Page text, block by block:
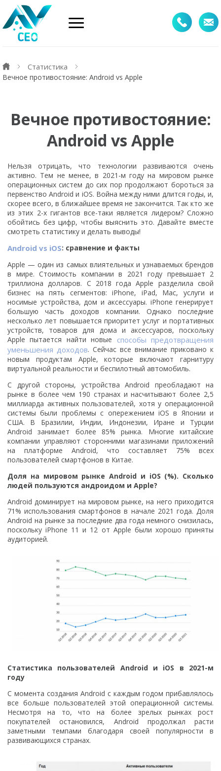
Статистика
Вечное противостояние: Android vs Apple
Вечное противостояние:
Android vs Apple
Нельзя отрицать, что технологии развиваются очень
активно. Тем не менее, в 2021-м году на мировом рынке
операционных систем до сих пор продолжают бороться за
первенство Android и iOS. Война между ними длится годы, и,
скорее всего, в ближайшее время не закончится. Так кто же
из этих 2-х гигантов все-таки является лидером? Сложно
обойтись без цифр, чтобы выяснить это. Давайте вместе
смотреть статистику и делать выводы!
Android vs iOS: сравнение и факты
Apple — один из самых влиятельных и узнаваемых брендов
в мире. Стоимость компании в 2021 году превышает 2
триллиона долларов. С 2018 года Apple разделила свой
бизнес на пять сегментов: iPhone, iPad, Mac, услуги и
носимые устройства, дом и аксессуары. iPhone генерирует
большую часть доходов компании. Однако последние
несколько лет повышается приоритет услуг и портативных
устройств, товаров для дома и аксессуаров, поскольку
Apple пытается найти новые способы предотвращения
уменьшения доходов. Сейчас все внимание приковано к
новым продуктам Apple, которые включают гарнитуру
виртуальной реальности и беспилотный автомобиль.
С другой стороны, устройства Android преобладают на
рынке в более чем 190 странах и насчитывают более 2,5
миллиарда активных пользователей, хотя у операционной
системы были проблемы с опережением iOS в Японии и
США. В Бразилии, Индии, Индонезии, Иране и Турции
Android занимает более 85% рынка. Многие китайские
компании управляют сторонними магазинами приложений
на платформе Android, что составляет 75% всех
пользователей смартфонов в Китае.
Доля на мировом рынке Android и iOS (%). Сколько
людей пользуются андроидом и Apple?
Android доминирует на мировом рынке, на него приходится
71% использования смартфонов в начале 2021 года. Доля
Android на рынке за последние два года немного снизилась,
поскольку iPhone 11 и 12 от Apple были хорошо приняты
аудиторией.
Статистика пользователей Android и iOS в 2021-м
году
С момента создания Android с каждым годом прибавлялось
все больше пользователей этой операционной системы.
Несмотря на то, что на более зрелых рынках рост
покупателей остановился, Android продолжал расти
заметными темпами благодаря своей популярности в
развивающихся странах.